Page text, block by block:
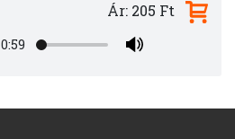
0:59
Ár: 205 Ft